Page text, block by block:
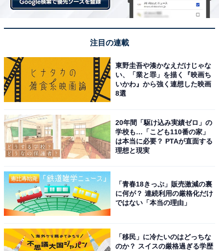
の売買契約といった住まいに関わることと相性がよいと
されています。未来につながる大切な物事は、大明日の
天一天上（てんいちてんじょう）
天一天上とは、方位の神様である「天一神（てんいつじ
ん）」が地上を離れ、天に戻る16日間の期間を指しま
す。今回の天一天上は、1月19日から2月3日までです。
通常、天一神が地上にいる間は、その方位へ向かうと災
いがあるとされ、移動を伴う行動は向かう方角に注意が
必要とされています。
しかし、天一神が不在となるこの期間中は、方位を気に
せず行動できるのが特徴。旅行や引っ越し、遠出などの
予定を立てるのに適した時期といえるでしょう。
一方で、この期間は「日遊神（にちゆうしん）」が家に
注目の連載
東野圭吾や湊かなえだけじゃな
い、「業と罪」を描く『映画ち
いかわ』から強く連想した映画
8選
20年間「駆け込み実績ゼロ」の
学校も…「こども110番の家」
は本当に必要？ PTAが直面する
理想と現実
「青春18きっぷ」販売激減の裏
に何が？ 連続利用の厳格化だけ
ではない「本当の理由」
「移民」に冷たいのはどっちな
のか？ スイスの厳格過ぎる学歴